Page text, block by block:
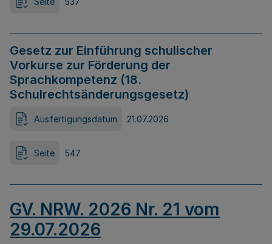
Gesetz zur Einführung schulischer
Vorkurse zur Förderung der
Sprachkompetenz (18.
Schulrechtsänderungsgesetz)
Ausfertigungsdatum 21.07.2026
Seite 547
GV. NRW. 2026 Nr. 21 vom
29.07.2026